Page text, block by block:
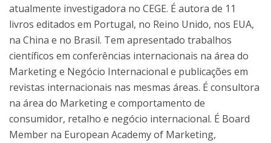
atualmente investigadora no CEGE. É autora de 11
livros editados em Portugal, no Reino Unido, nos EUA,
na China e no Brasil. Tem apresentado trabalhos
científicos em conferências internacionais na área do
Marketing e Negócio Internacional e publicações em
revistas internacionais nas mesmas áreas. É consultora
na área do Marketing e comportamento de
consumidor, retalho e negócio internacional. É Board
Member na European Academy of Marketing,